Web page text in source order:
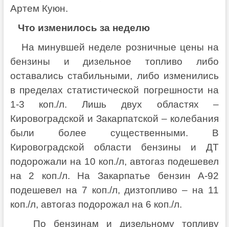
Артем Куюн.
Что изменилось за неделю
На минувшей неделе розничные цены на
бензины и дизельное топливо либо
оставались стабильными, либо изменились
в пределах статистической погрешности на
1-3 коп./л. Лишь двух областях –
Кировоградской и Закарпатской – колебания
были более существенными. В
Кировоградской области бензины и ДТ
подорожали на 10 коп./л, автогаз подешевел
на 2 коп./л. На Закарпатье бензин А-92
подешевел на 7 коп./л, дизтопливо – на 11
коп./л, автогаз подорожал на 6 коп./л.
По бензинам и дизельному топливу